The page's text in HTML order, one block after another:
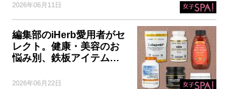
2026年06月11日
編集部のiHerb愛用者がセ
レクト。健康・美容のお
悩み別、鉄板アイテム…
2026年06月22日